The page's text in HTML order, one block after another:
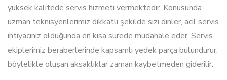
yüksek kalitede servis hizmeti vermektedir. Konusunda
uzman teknisyenlerimiz dikkatli şekilde sizi dinler, acil servis
ihtiyacınız olduğunda en kısa sürede müdahale eder. Servis
ekiplerimiz beraberlerinde kapsamlı yedek parça bulundurur,
böylelikle oluşan aksaklıklar zaman kaybetmeden giderilir.